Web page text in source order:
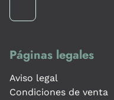
Páginas legales
Aviso legal
Condiciones de venta